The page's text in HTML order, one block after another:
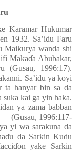
Karamar Hukumar
1932. Sa’idu Faru
Maikurya wanda shi
Makaɗa Abubakar,
(Gusau, 1996:17).
Sa’idu ya koyi
ta hanyar bin sa da
suka kai ga yin haka.
ya zama babban
(Gusau, 1996:117-
yi wa sarakuna da
ɗu da Sarkin Kudu
ɗon yake Sarkin